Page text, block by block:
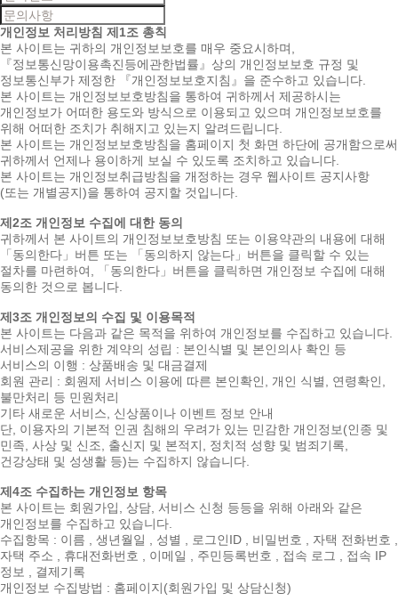
개인정보 처리방침 제1조 총칙
본 사이트는 귀하의 개인정보보호를 매우 중요시하며,
『정보통신망이용촉진등에관한법률』상의 개인정보보호 규정 및
정보통신부가 제정한 『개인정보보호지침』을 준수하고 있습니다.
본 사이트는 개인정보보호방침을 통하여 귀하께서 제공하시는
개인정보가 어떠한 용도와 방식으로 이용되고 있으며 개인정보보호를
위해 어떠한 조치가 취해지고 있는지 알려드립니다.
본 사이트는 개인정보보호방침을 홈페이지 첫 화면 하단에 공개함으로써
귀하께서 언제나 용이하게 보실 수 있도록 조치하고 있습니다.
본 사이트는 개인정보취급방침을 개정하는 경우 웹사이트 공지사항
(또는 개별공지)을 통하여 공지할 것입니다.
제2조 개인정보 수집에 대한 동의
귀하께서 본 사이트의 개인정보보호방침 또는 이용약관의 내용에 대해
「동의한다」버튼 또는 「동의하지 않는다」버튼을 클릭할 수 있는
절차를 마련하여, 「동의한다」버튼을 클릭하면 개인정보 수집에 대해
동의한 것으로 봅니다.
제3조 개인정보의 수집 및 이용목적
본 사이트는 다음과 같은 목적을 위하여 개인정보를 수집하고 있습니다.
서비스제공을 위한 계약의 성립 : 본인식별 및 본인의사 확인 등
서비스의 이행 : 상품배송 및 대금결제
회원 관리 : 회원제 서비스 이용에 따른 본인확인, 개인 식별, 연령확인,
불만처리 등 민원처리
기타 새로운 서비스, 신상품이나 이벤트 정보 안내
단, 이용자의 기본적 인권 침해의 우려가 있는 민감한 개인정보(인종 및
민족, 사상 및 신조, 출신지 및 본적지, 정치적 성향 및 범죄기록,
건강상태 및 성생활 등)는 수집하지 않습니다.
제4조 수집하는 개인정보 항목
본 사이트는 회원가입, 상담, 서비스 신청 등등을 위해 아래와 같은
개인정보를 수집하고 있습니다.
수집항목 : 이름 , 생년월일 , 성별 , 로그인ID , 비밀번호 , 자택 전화번호 ,
자택 주소 , 휴대전화번호 , 이메일 , 주민등록번호 , 접속 로그 , 접속 IP
정보 , 결제기록
개인정보 수집방법 : 홈페이지(회원가입 및 상담신청)